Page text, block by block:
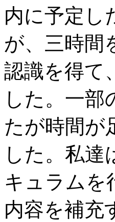
内に予定し
が、三時間
認識を得て
した。一部
たが時間が
した。私達
キュラムを
内容を補充